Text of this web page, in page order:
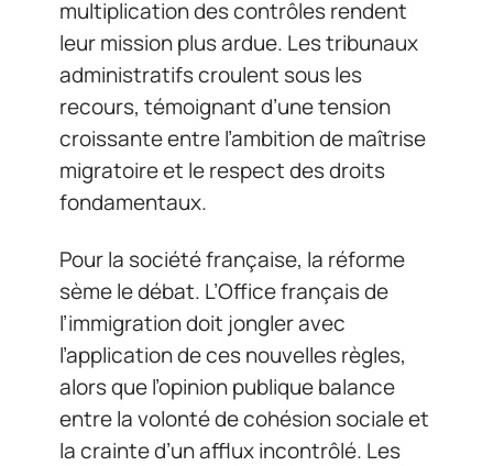
multiplication des contrôles rendent
leur mission plus ardue. Les tribunaux
administratifs croulent sous les
recours, témoignant d’une tension
croissante entre l’ambition de maîtrise
migratoire et le respect des droits
fondamentaux.
Pour la société française, la réforme
sème le débat. L’Office français de
l’immigration doit jongler avec
l’application de ces nouvelles règles,
alors que l’opinion publique balance
entre la volonté de cohésion sociale et
la crainte d’un afflux incontrôlé. Les